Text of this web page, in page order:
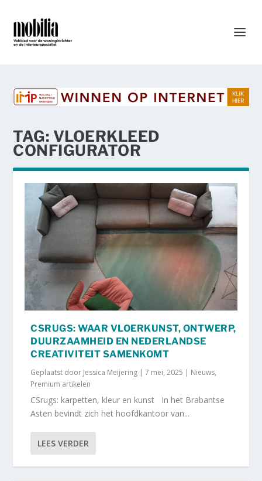
TAG: VLOERKLEED
CONFIGURATOR
CSRUGS: WAAR VLOERKUNST, ONTWERP,
DUURZAAMHEID EN NEDERLANDSE
CREATIVITEIT SAMENKOMT
Geplaatst door Jessica Meijering |7 mei, 2025 | Nieuws,
Premium artikelen
CSrugs: karpetten, kleur en kunst In het Brabantse
Asten bevindt zich het hoofdkantoor van...
LEES VERDER